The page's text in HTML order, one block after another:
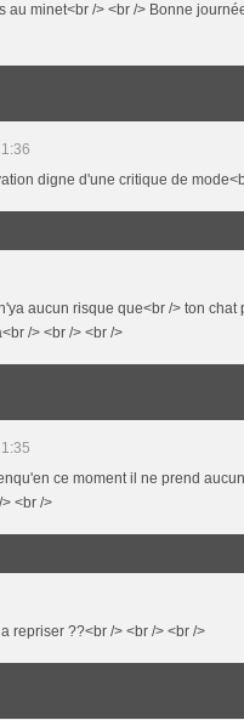
au minet<br /> <br /> Bonne
digne d'une critique de
aucun risque que<br /> ton chat
/> <br /> <br />
ce moment il ne prend
<br />
repriser ??<br /> <br /> <br />